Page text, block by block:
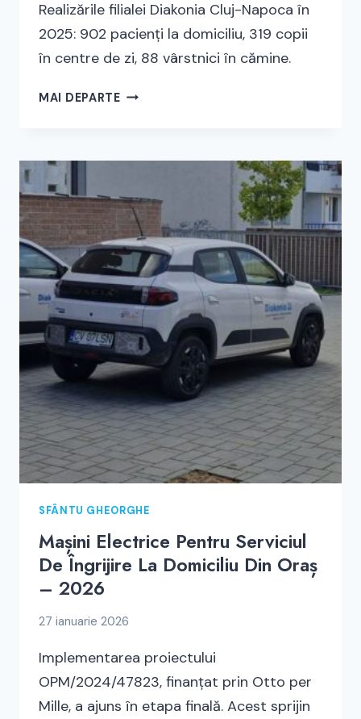
Realizările filialei Diakonia Cluj-Napoca în
2025: 902 pacienți la domiciliu, 319 copii
în centre de zi, 88 vârstnici în cămine.
MAI DEPARTEACTIVITĂȚILE
SFÂNTU GHEORGHE
Mașini Electrice Pentru Serviciul
De Îngrijire La Domiciliu Din Oraș
– 2026
27 ianuarie 2026
Implementarea proiectului
OPM/2024/47823, finanțat prin Otto per
Mille, a ajuns în etapa finală. Acest sprijin